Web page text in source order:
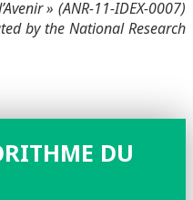
» (ANR-11-IDEX-0007)
by the National Research
DU